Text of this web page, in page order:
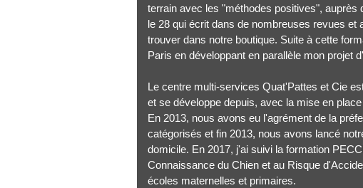
terrain avec les "méthodes positives", auprès
le 28 qui écrit dans de nombreuses revues
trouver dans notre boutique. Suite à cette
Paris en développant en parallèle mon projet
Le centre multi-services Quat'Pattes et Cie
et se développe depuis, avec la mise en
En 2013, nous avons eu l'agrément de la
catégorisés et fin 2013, nous avons lancé
domicile. En 2017, j'ai suivi la formation
Connaissance du Chien et au Risque
écoles maternelles et primaires.